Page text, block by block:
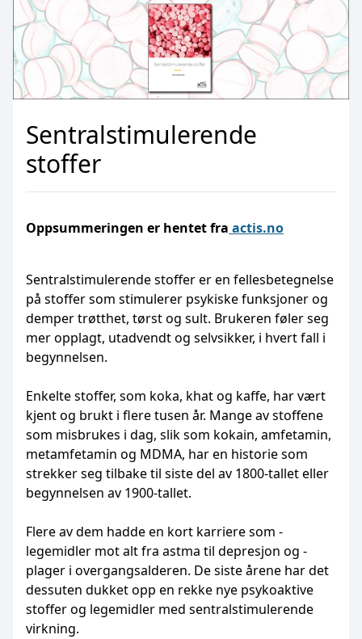
Sentralstimulerende
stoffer
Oppsummeringen er hentet fra actis.no
Sentralstimulerende stoffer er en felles­betegnelse
på stoffer som stimulerer psykiske funksjoner og
demper trøtthet, tørst og sult. Brukeren føler seg
mer opplagt, utadvendt og selvsikker, i hvert fall i
begynnelsen.
Enkelte stoffer, som koka, khat og ­kaffe, har vært
kjent og brukt i flere tusen år. ­Mange av stoffene
som misbrukes i dag, slik som ­kokain, amfetamin,
metamfetamin og MDMA, har en historie som
strekker seg tilbake til siste del av 1800-tallet eller
begynnelsen av 1900-­tallet.
Flere av dem hadde en kort ­karriere som ­
legemidler mot alt fra astma til ­depresjon og ­
plager i overgangsalderen. De siste ­årene har det
dessuten dukket opp en rekke nye ­psykoaktive
stoffer og legemidler med ­sentralstimulerende
virkning.